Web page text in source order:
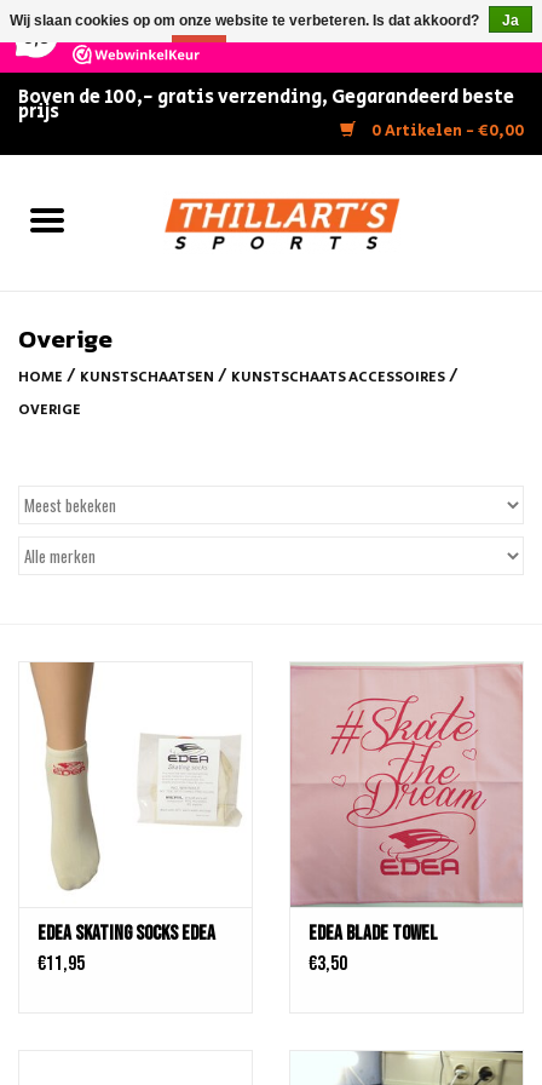
147 Reviews ×
Boven de 100,- gratis verzending, Gegarandeerd beste
prijs
0 Artikelen - €0,00
Home
Inline Skates
Rolschaatsen
SALE
Merken
Gift Card
Overige
HOME / KUNSTSCHAATSEN / KUNSTSCHAATS ACCESSOIRES/
OVERIGE
Edea Skating Socks Edea
€11,95
Edea Blade Towel
€3,50
Wij slaan cookies op om onze website te verbeteren. Is dat akkoord?
Ja
Nee